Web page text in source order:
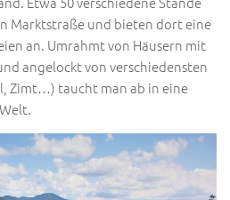
Marktstraße und bieten dort eine
an. Umrahmt von Häusern mit
angelockt von verschiedensten
Zimt…) taucht man ab in eine